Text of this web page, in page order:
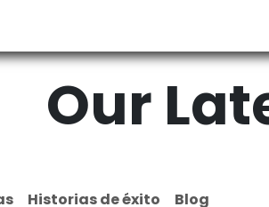
Our
Historias de éxito Blog